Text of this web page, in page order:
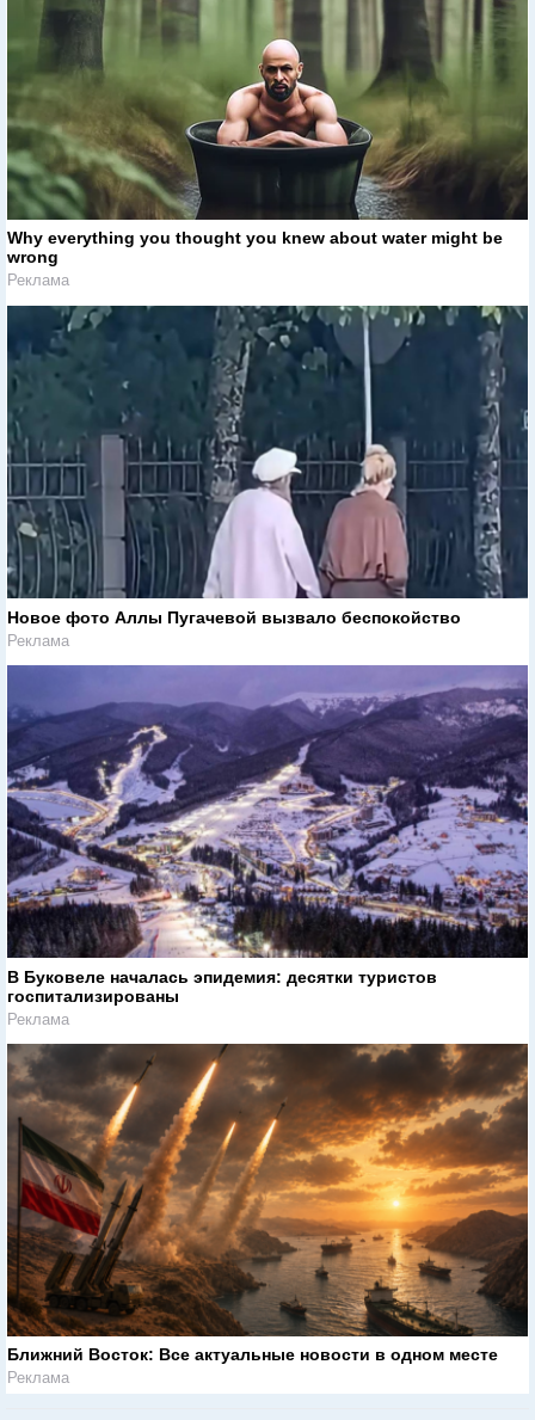
Why everything you thought you knew about water might be
wrong
Реклама
Новое фото Аллы Пугачевой вызвало беспокойство
Реклама
В Буковеле началась эпидемия: десятки туристов
госпитализированы
Реклама
Ближний Восток: Все актуальные новости в одном месте
Реклама